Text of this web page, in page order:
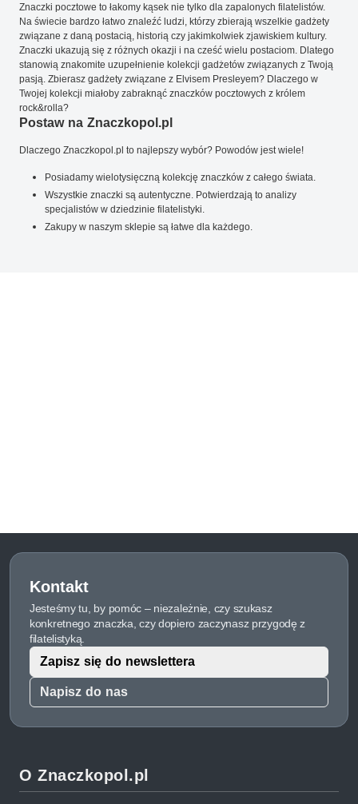
Znaczki pocztowe to łakomy kąsek nie tylko dla zapalonych filatelistów.
Na świecie bardzo łatwo znaleźć ludzi, którzy zbierają wszelkie gadżety
związane z daną postacią, historią czy jakimkolwiek zjawiskiem kultury.
Znaczki ukazują się z różnych okazji i na cześć wielu postaciom. Dlatego
stanowią znakomite uzupełnienie kolekcji gadżetów związanych z Twoją
pasją. Zbierasz gadżety związane z Elvisem Presleyem? Dlaczego w
Twojej kolekcji miałoby zabraknąć znaczków pocztowych z królem
rock&rolla?
Postaw na Znaczkopol.pl
Dlaczego Znaczkopol.pl to najlepszy wybór? Powodów jest wiele!
Posiadamy wielotysięczną kolekcję znaczków z całego świata.
Wszystkie znaczki są autentyczne. Potwierdzają to analizy
specjalistów w dziedzinie filatelistyki.
Zakupy w naszym sklepie są łatwe dla każdego.
Kontakt
Jesteśmy tu, by pomóc – niezależnie, czy szukasz
konkretnego znaczka, czy dopiero zaczynasz przygodę z
filatelistyką.
Napisz do nas
Zapisz się do newslettera
O Znaczkopol.pl